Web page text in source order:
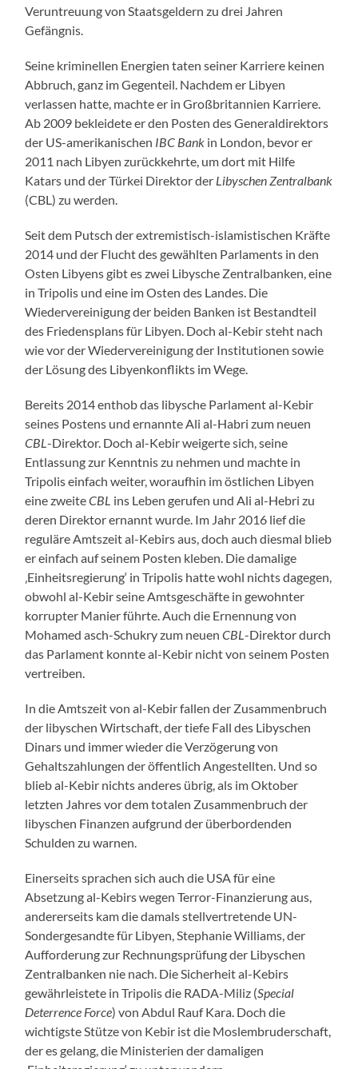
Veruntreuung von Staatsgeldern zu drei Jahren
Gefängnis.
Seine kriminellen Energien taten seiner Karriere keinen
Abbruch, ganz im Gegenteil. Nachdem er Libyen
verlassen hatte, machte er in Großbritannien Karriere.
Ab 2009 bekleidete er den Posten des Generaldirektors
der US-amerikanischen IBC Bank in London, bevor er
2011 nach Libyen zurückkehrte, um dort mit Hilfe
Katars und der Türkei Direktor der Libyschen Zentralbank
(CBL) zu werden.
Seit dem Putsch der extremistisch-islamistischen Kräfte
2014 und der Flucht des gewählten Parlaments in den
Osten Libyens gibt es zwei Libysche Zentralbanken, eine
in Tripolis und eine im Osten des Landes. Die
Wiedervereinigung der beiden Banken ist Bestandteil
des Friedensplans für Libyen. Doch al-Kebir steht nach
wie vor der Wiedervereinigung der Institutionen sowie
der Lösung des Libyenkonflikts im Wege.
Bereits 2014 enthob das libysche Parlament al-Kebir
seines Postens und ernannte Ali al-Habri zum neuen
CBL-Direktor. Doch al-Kebir weigerte sich, seine
Entlassung zur Kenntnis zu nehmen und machte in
Tripolis einfach weiter, woraufhin im östlichen Libyen
eine zweiteCBL ins Leben gerufen und Ali al-Hebri zu
deren Direktor ernannt wurde. Im Jahr 2016 lief die
reguläre Amtszeit al-Kebirs aus, doch auch diesmal blieb
er einfach auf seinem Posten kleben. Die damalige
‚Einheitsregierung‘ in Tripolis hatte wohl nichts dagegen,
obwohl al-Kebir seine Amtsgeschäfte in gewohnter
korrupter Manier führte. Auch die Ernennung von
Mohamed asch-Schukry zum neuenCBL-Direktor durch
das Parlament konnte al-Kebir nicht von seinem Posten
vertreiben.
In die Amtszeit von al-Kebir fallen der Zusammenbruch
der libyschen Wirtschaft, der tiefe Fall des Libyschen
Dinars und immer wieder die Verzögerung von
Gehaltszahlungen der öffentlich Angestellten. Und so
blieb al-Kebir nichts anderes übrig, als im Oktober
letzten Jahres vor dem totalen Zusammenbruch der
libyschen Finanzen aufgrund der überbordenden
Schulden zu warnen.
Einerseits sprachen sich auch die USA für eine
Absetzung al-Kebirs wegen Terror-Finanzierung aus,
andererseits kam die damals stellvertretende UN-
Sondergesandte für Libyen, Stephanie Williams, der
Aufforderung zur Rechnungsprüfung der Libyschen
Zentralbanken nie nach. Die Sicherheit al-Kebirs
gewährleistete in Tripolis die RADA-Miliz (Special
Deterrence Force) von Abdul Rauf Kara. Doch die
wichtigste Stütze von Kebir ist die Moslembruderschaft,
der es gelang, die Ministerien der damaligen